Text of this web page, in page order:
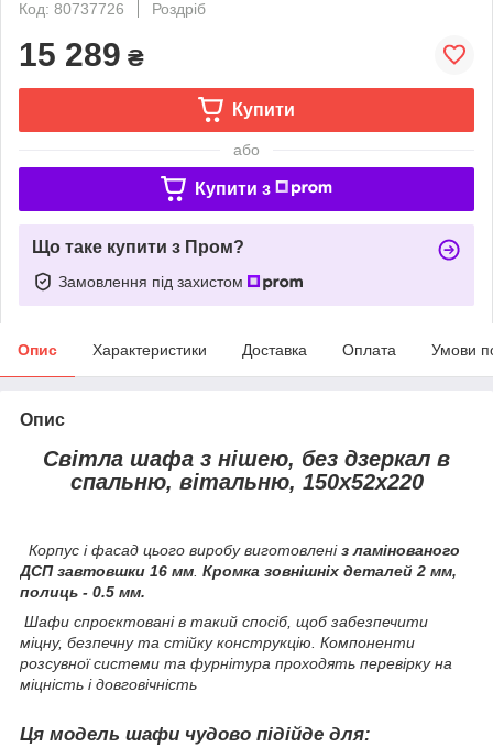
Код: 80737726
Роздріб
15 289 ₴
Купити
або
Купити з
Що таке купити з Пром?
Замовлення під захистом
Опис Характеристики Доставка Оплата Умови
Опис
Світла шафа з нішею, без дзеркал в
спальню, вітальню, 150х52х220
Корпус і фасад цього виробу виготовленіз ламінованого
ДСП завтовшки 16 мм. Кромка зовнішніх деталей 2 мм,
полиць - 0.5 мм.
Шафи спроєктовані в такий спосіб, щоб забезпечити
міцну, безпечну та стійку конструкцію. Компоненти
розсувної системи та фурнітура проходять перевірку на
міцність і довговічність
Ця модель шафи чудово підійде для: